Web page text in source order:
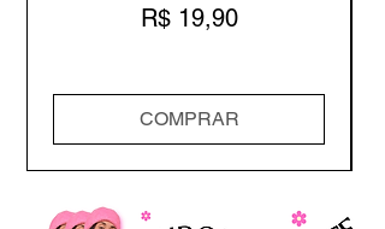
Preço
R$ 19,90
COMPRAR